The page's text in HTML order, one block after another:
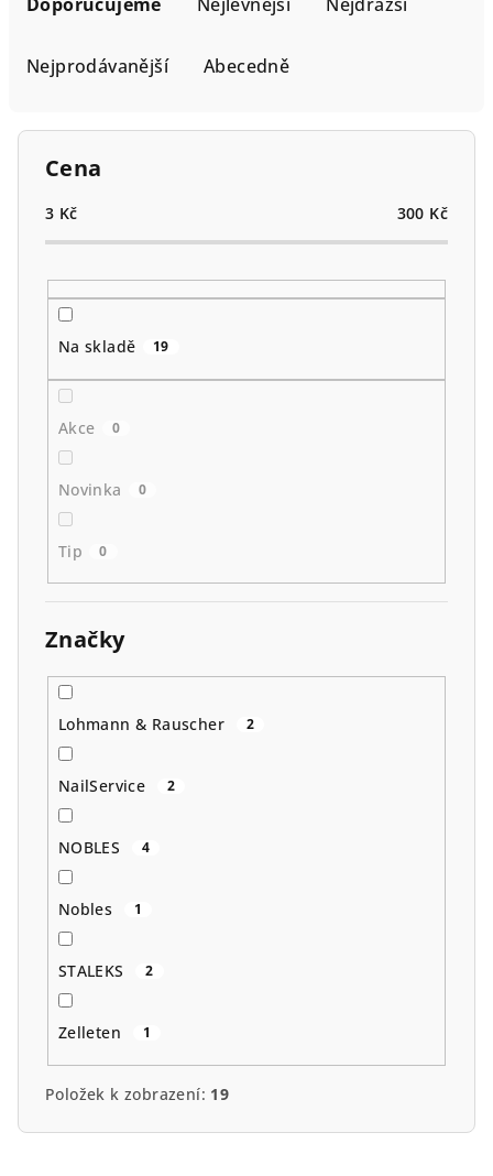
Nejprodávanější Abecedně
Cena
3 Kč 300 Kč
Na skladě 19
Akce 0
Novinka 0
Tip 0
Značky
Lohmann & Rauscher 2
NailService 2
NOBLES 4
Nobles 1
STALEKS 2
Zelleten 1
Položek k zobrazení: 19